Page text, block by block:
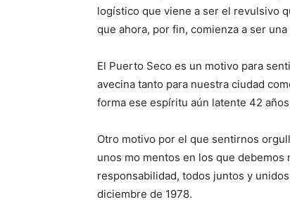
logístico que viene a ser el revulsivo
que ahora, por fin, comienza a ser una
El Puerto Seco es un motivo para
avecina tanto para nuestra ciudad
forma ese espíritu aún latente 42
Otro motivo por el que sentirnos
unos mo mentos en los que
responsabilidad, todos juntos y
diciembre de 1978.